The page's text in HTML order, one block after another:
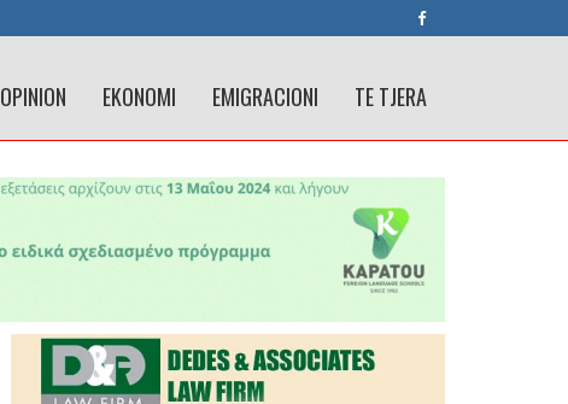
OPINION EKONOMI EMIGRACIONI TE TJERA